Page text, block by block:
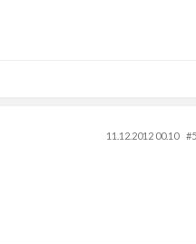
11.12.2012 00.10
#5